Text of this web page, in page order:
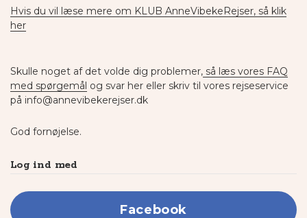
Hvis du vil læse mere om KLUB AnneVibekeRejser, så klik
her
Skulle noget af det volde dig problemer, så læs vores FAQ
med spørgemål og svar her eller skriv til vores rejseservice
på info@annevibekerejser.dk
God fornøjelse.
Log ind med
Facebook